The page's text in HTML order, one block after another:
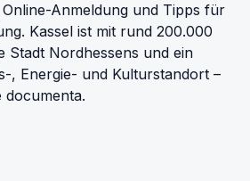
Anmeldung und Tipps für
Kassel ist mit rund 200.000
Stadt Nordhessens und ein
, Energie- und Kulturstandort –